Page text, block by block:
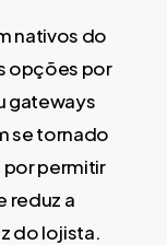
nativos do
opções por
gateways
se tornado
por permitir
reduz a
do lojista.